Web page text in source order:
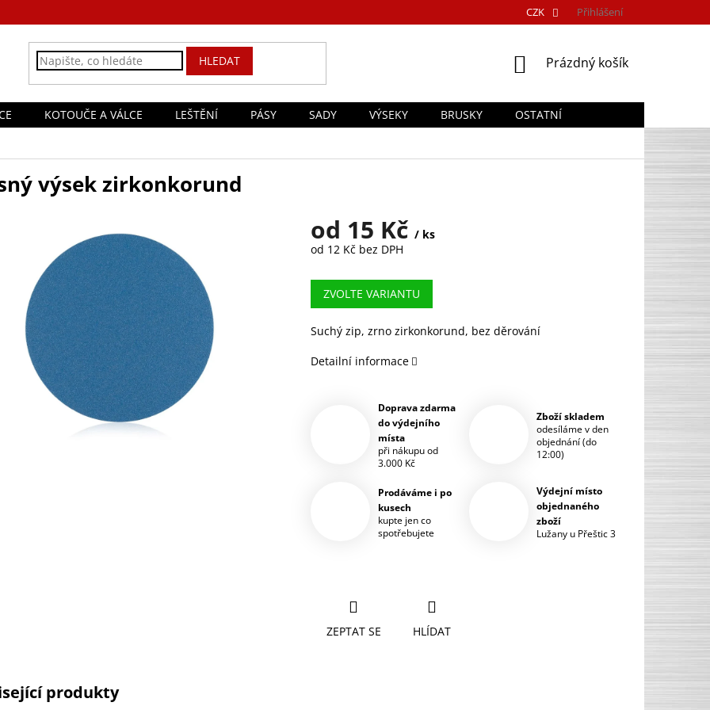
CZK Přihlášení
HLEDAT
NÁKUPNÍ
Prázdný košík
KOTOUČE A VÁLCE LEŠTĚNÍ PÁSY SADY VÝSEKY BRUSKY
OSTATNÍ
výsek zirkonkorund
od 15 Kč / ks
od 12 Kčbez DPH
cena:
ZVOLTE VARIANTU
Suchý zip, zrno zirkonkorund, bez děrování
Detailní informace
Doprava zdarma
do výdejního
místa
při nákupu od
3.000 Kč
Zboží skladem
odesíláme v den
objednání (do
12:00)
Prodáváme i po
kusech
kupte jen co
spotřebujete
Výdejní místo
objednaného
zboží
Lužany u Přeštic 3
ZEPTAT SE HLÍDAT
produkty